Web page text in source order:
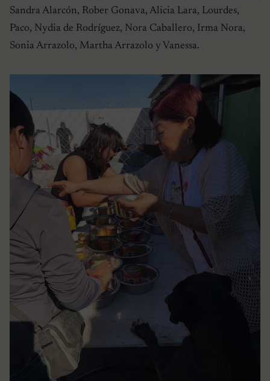
Sandra Alarcón, Rober Gonava, Alicia Lara, Lourdes,
Paco, Nydia de Rodríguez, Nora Caballero, Irma Nora,
Sonia Arrazolo, Martha Arrazolo y Vanessa.